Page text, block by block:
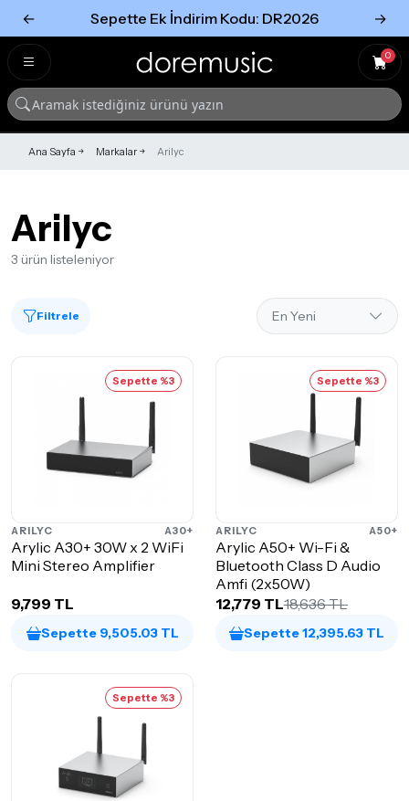
← Sepette Ek İndirim Kodu: DR2026 →
0
Ana Sayfa Markalar Arilyc
Arilyc
3 ürün listeleniyor
Filtrele
Sepette %3
ARILYC A30+
Arylic A30+ 30W x 2 WiFi
Mini Stereo Amplifier
9,799 TL
Sepette 9,505.03 TL
Sepette %3
ARILYC A50+
Arylic A50+ Wi-Fi &
Bluetooth Class D Audio
Amfi (2x50W)
12,779 TL18,636 TL
Sepette 12,395.63 TL
Sepette %3
Tümünü Gör
Tümünü gör